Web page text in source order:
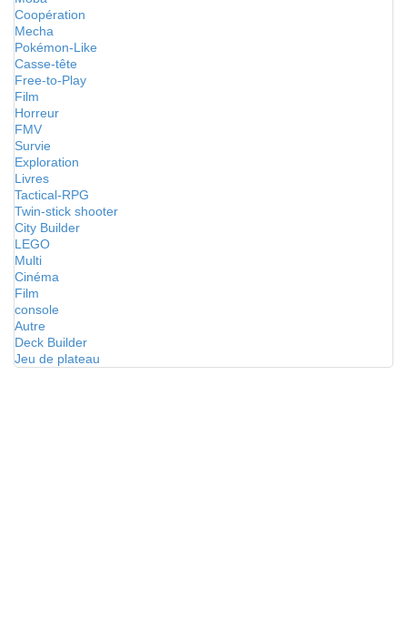
Coopération
Mecha
Pokémon-Like
Casse-tête
Free-to-Play
Film
Horreur
FMV
Survie
Exploration
Livres
Tactical-RPG
Twin-stick shooter
City Builder
LEGO
Multi
Cinéma
Film
console
Autre
Deck Builder
Jeu de plateau